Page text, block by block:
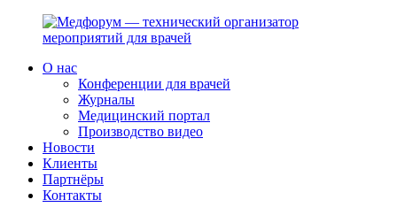
Перейти
Медфорум
технический
организатор
мероприятий
врачей
консультируем
участников
российского
фармрынка
помогаем
выстраивать
О нас
Конференции для врачей
Журналы
Медицинский портал
Производство видео
Новости
Клиенты
Партнёры
Контакты